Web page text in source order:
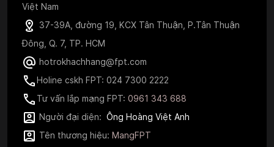
Việt Nam
37-39A, đường 19, KCX Tân Thuận, P.Tân Thuận
Đông, Q. 7, TP. HCM
hotrokhachhang@fpt.com
Holine cskh FPT: 024 7300 2222
Tư vấn lắp mạng FPT: 0961 343 688
Người đại diện: Ông Hoàng Việt Anh
Tên thương hiệu: MangFPT